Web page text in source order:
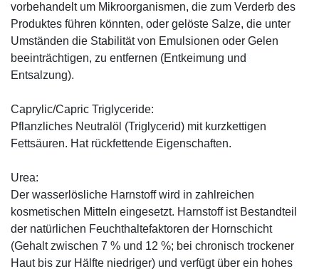
vorbehandelt um Mikroorganismen, die zum Verderb des
Produktes führen könnten, oder gelöste Salze, die unter
Umständen die Stabilität von Emulsionen oder Gelen
beeinträchtigen, zu entfernen (Entkeimung und
Entsalzung).
Caprylic/Capric Triglyceride:
Pflanzliches Neutralöl (Triglycerid) mit kurzkettigen
Fettsäuren. Hat rückfettende Eigenschaften.
Urea:
Der wasserlösliche Harnstoff wird in zahlreichen
kosmetischen Mitteln eingesetzt. Harnstoff ist Bestandteil
der natürlichen Feuchthaltefaktoren der Hornschicht
(Gehalt zwischen 7 % und 12 %; bei chronisch trockener
Haut bis zur Hälfte niedriger) und verfügt über ein hohes